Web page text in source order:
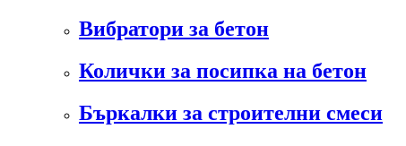
Вибратори за бетон
Колички за посипка на бетон
Бъркалки за строителни смеси